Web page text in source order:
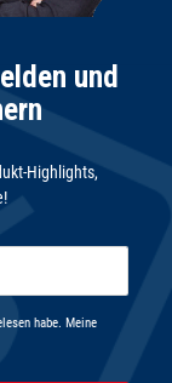
und
Highlights,
habe. Meine